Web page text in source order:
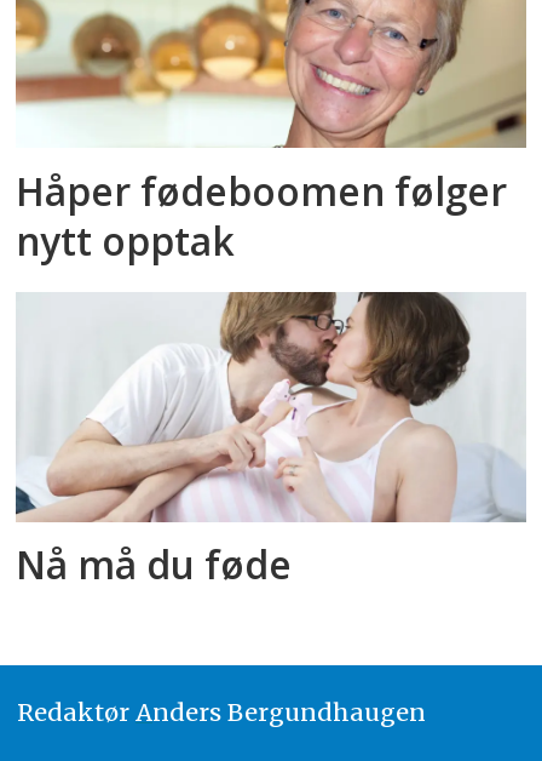
Håper fødeboomen følger
nytt opptak
Nå må du føde
Redaktør Anders Bergundhaugen